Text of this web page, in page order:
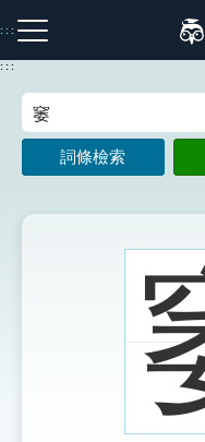
到
主
:::
注音索引圖示 筆
:::
詞條檢索